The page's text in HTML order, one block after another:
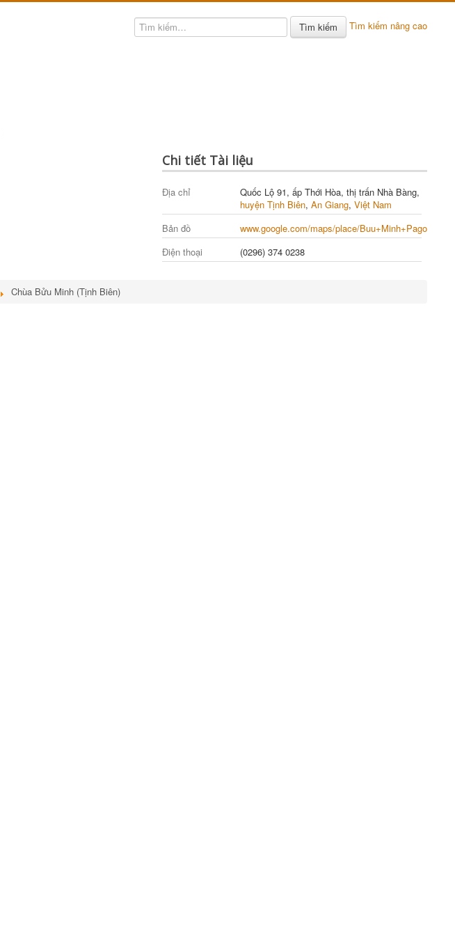
Tìm kiếm Tìm kiếm nâng cao
Chi tiết Tài liệu
Địa chỉ
Quốc Lộ 91, ấp Thới Hòa, thị trấn Nhà Bàng,
huyện Tịnh Biên,An Giang,Việt Nam
Bản đồ
www.google.com/maps/place/Buu+Minh+Pagoda/
Điện thoại
(0296) 374 0238
Chùa Bửu Minh (Tịnh Biên)